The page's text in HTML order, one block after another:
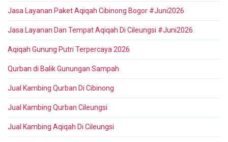
Jasa Layanan Paket Aqiqah Cibinong Bogor #Juni2026
Jasa Layanan Dan Tempat Aqiqah Di Cileungsi #Juni2026
Aqiqah Gunung Putri Terpercaya 2026
Qurban di Balik Gunungan Sampah
Jual Kambing Qurban Di Cibinong
Jual Kambing Qurban Cileungsi
Jual Kambing Aqiqah Di Cileungsi